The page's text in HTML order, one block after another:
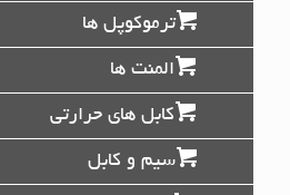
ترموکوپل ها
المنت ها
کابل های حرارتی
سیم و کابل